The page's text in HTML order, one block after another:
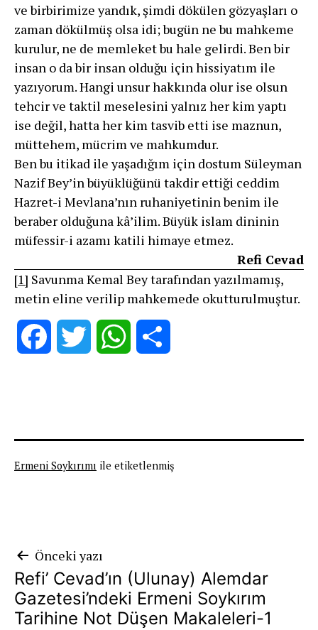
ve birbirimize yandık, şimdi dökülen gözyaşları o
zaman dökülmüş olsa idi; bugün ne bu mahkeme
kurulur, ne de memleket bu hale gelirdi. Ben bir
insan o da bir insan olduğu için hissiyatım ile
yazıyorum. Hangi unsur hakkında olur ise olsun
tehcir ve taktil meselesini yalnız her kim yaptı
ise değil, hatta her kim tasvib etti ise maznun,
müttehem, mücrim ve mahkumdur.
Ben bu itikad ile yaşadığım için dostum Süleyman
Nazif Bey’in büyüklüğünü takdir ettiği ceddim
Hazret-i Mevlana’nın ruhaniyetinin benim ile
beraber olduğuna kâʼilim. Büyük islam dininin
müfessir-i azamı katili himaye etmez.
Refi Cevad
[1] Savunma Kemal Bey tarafından yazılmamış,
metin eline verilip mahkemede okutturulmuştur.
Facebook Twitter WhatsApp
Ermeni Soykırımı ile etiketlenmiş
Yazı
gezinmesi
Önceki yazı
Refi’ Cevad’ın (Ulunay) Alemdar
Gazetesi’ndeki Ermeni Soykırım
Tarihine Not Düşen Makaleleri-1